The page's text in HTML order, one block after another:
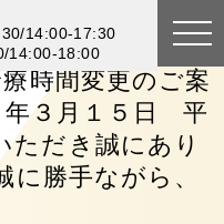
14:00-17:30
14:00-18:00
年3月14日
時間変更のご案
３月１５日 平
ただき誠にあり
勝手ながら、